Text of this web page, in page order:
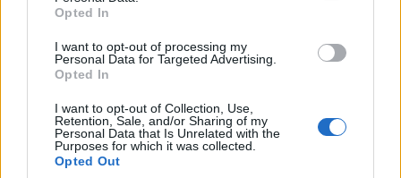
Opted In
I want to opt-out of processing my
Personal Data for Targeted Advertising.
Opted In
I want to opt-out of Collection, Use,
Retention, Sale, and/or Sharing of my
Personal Data that Is Unrelated with the
Purposes for which it was collected.
Opted Out
«κίτρινα» και «κόκκινα» σπίτια για τις
Ποια είναι η (κυβερνητική) λίστα με τα μεγάλα
οδικά έργα και τα εκτιμώμενα
χρονοδιαγράμματα